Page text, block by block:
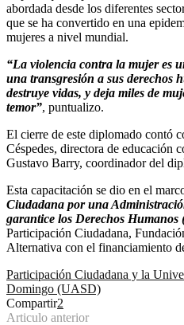
abordada desde los diferentes
que se ha convertido en una
mujeres a nivel mundial.
“La violencia contra la mujer es
una transgresión a sus derechos
destruye vidas, y deja miles de
temor”, puntualizo.
El cierre de este diplomado contó
Céspedes, directora de educación
Gustavo Barry, coordinador del
Esta capacitación se dio en el
Ciudadana por una
garantice los Derechos
Participación Ciudadana,
Alternativa con el financiamiento
Participación Ciudadana y la
Domingo (UASD)
Compartir2
Articulo anterior